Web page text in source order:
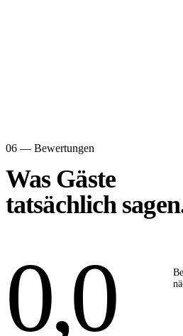
06 — Bewertungen
Was Gäste
tatsächlich
0,0